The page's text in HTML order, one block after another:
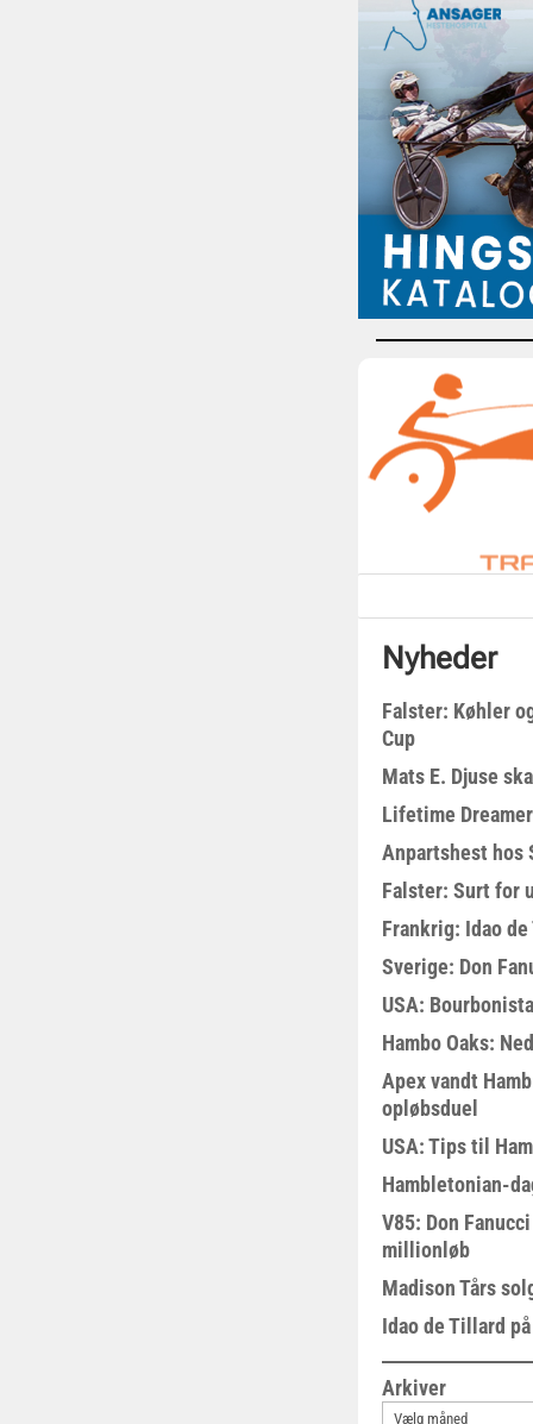
Nyheder
Falster: Køhler
Cup
Mats E. Djuse
Lifetime
Anpartshest hos
Falster: Surt for
Frankrig: Idao
Sverige: Don
USA:
Hambo Oaks:
Apex vandt
opløbsduel
USA: Tips til
Hambletonian-
V85: Don
millionløb
Madison Tårs
Idao de Tillard
Arkiver